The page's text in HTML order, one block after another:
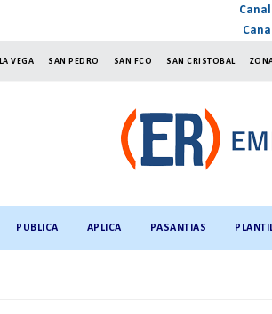
LA VEGA SAN PEDRO SAN FCO SAN CRISTOBAL
PUBLICA APLICA PASANTIAS